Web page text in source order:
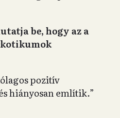
be, hogy az a
pozitív
hiányosan említik.”